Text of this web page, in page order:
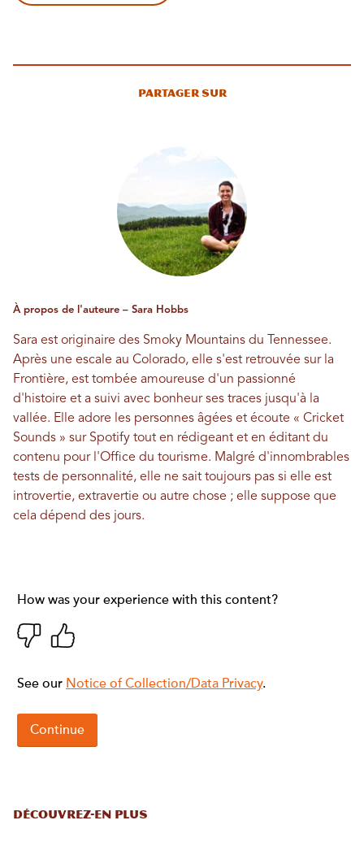
Partager sur
À propos de l'auteure – Sara Hobbs
Sara est originaire des Smoky Mountains du Tennessee.
Après une escale au Colorado, elle s'est retrouvée sur la
Frontière, est tombée amoureuse d'un passionné
d'histoire et a suivi avec bonheur ses traces jusqu'à la
vallée. Elle adore les personnes âgées et écoute « Cricket
Sounds » sur Spotify tout en rédigeant et en éditant du
contenu pour l'Office du tourisme. Malgré d'innombrables
tests de personnalité, elle ne sait toujours pas si elle est
introvertie, extravertie ou autre chose ; elle suppose que
cela dépend des jours.
DÉCOUVREZ-EN PLUS